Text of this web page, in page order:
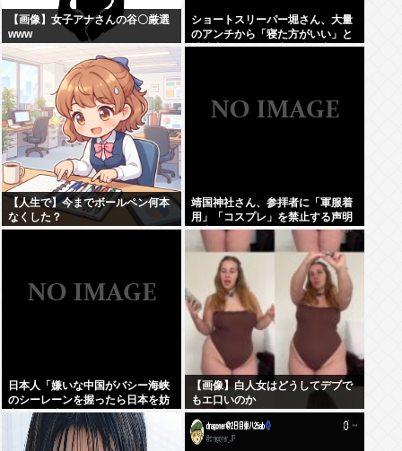
【画像】女子アナさんの谷〇厳選
www
ショートスリーパー堀さん、大量
のアンチから「寝た方がいい」と
誹謗中傷され配信中に泣き出して
【人生で】今までボールペン何本
なくした？
靖国神社さん、参拝者に「軍服着
用」「コスプレ」を禁止する声明
を出してしまうwww
日本人「嫌いな中国がバシー海峡
のシーレーンを握ったら日本を妨
害するに違いない、だから台湾支
援だムキー」つまりそういうこと
でしょ
【画像】白人女はどうしてデブで
もエ口いのか